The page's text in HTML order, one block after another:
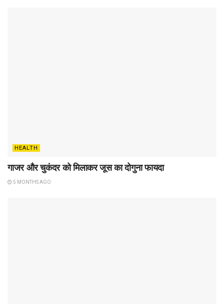
HEALTH
गाजर और चुकंदर को मिलाकर जूस का दोगुना फायदा
5 MONTHS AGO